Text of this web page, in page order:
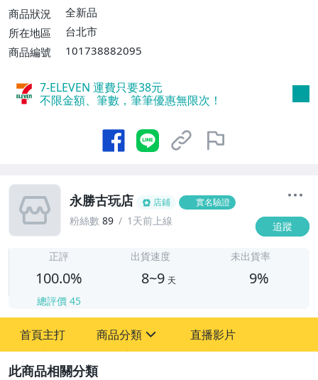
商品狀況
全新品
所在地區
台北市
商品編號
101738882095
7-ELEVEN 運費只要38元
不限金額、筆數，筆筆優惠無限次！
永勝古玩店 店鋪 實名驗證
粉絲數 89 1天前上線 追蹤
正評
100.0%
總評價 45
出貨速度
8~9 天
未出貨率
9%
首頁主打 商品分類
其它
直播影片